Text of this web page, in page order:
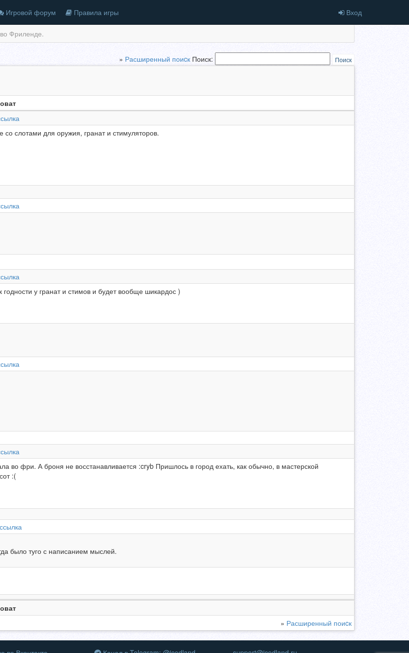
Игровой форум Правила игры Вход
Фриленде.
» Расширенный поиcк Поиск: Поиск
слотами для оружия, гранат и стимуляторов.
у гранат и стимов и будет вообще шикардос )
во фри. А броня не восстанавливается :cryb Пришлось в город ехать, как обычно, в мастерской
:(
ссылка
было туго с написанием мыслей.
» Расширенный поиcк